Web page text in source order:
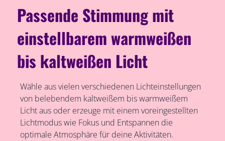
Passende Stimmung mit
einstellbarem warmweißen
bis kaltweißen Licht
Wähle aus vielen verschiedenen Lichteinstellungen
von belebendem kaltweißem bis warmweißem
Licht aus oder erzeuge mit einem voreingestellten
Lichtmodus wie Fokus und Entspannen die
optimale Atmosphäre für deine Aktivitäten.